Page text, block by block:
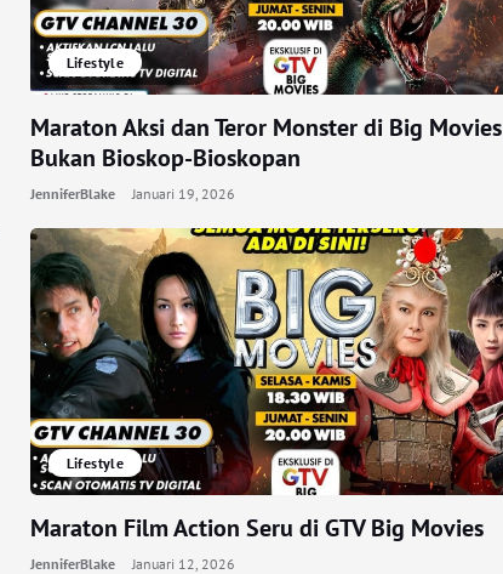
Lifestyle
Maraton Aksi dan Teror Monster di Big Movies
Bukan Bioskop-Bioskopan
JenniferBlake Januari 19, 2026
Lifestyle
Maraton Film Action Seru di GTV Big Movies
JenniferBlake Januari 12, 2026